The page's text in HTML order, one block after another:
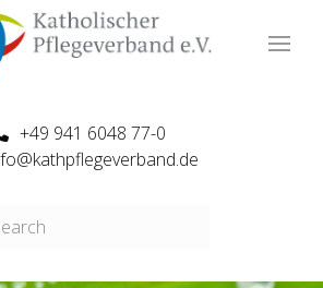
+49 941 6048 77-0